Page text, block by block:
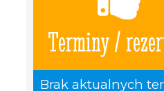
Terminy /
Brak aktualnych